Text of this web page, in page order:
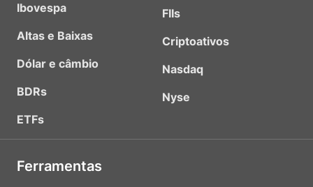
Ibovespa
Altas e Baixas
Dólar e câmbio
BDRs
ETFs
FIIs
Criptoativos
Nasdaq
Nyse
Ferramentas